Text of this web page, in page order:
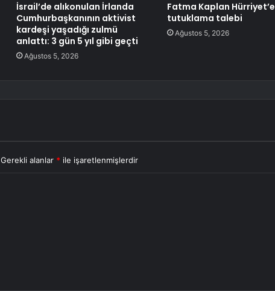
İsrail’de alıkonulan İrlanda
Cumhurbaşkanının aktivist
kardeşi yaşadığı zulmü
anlattı: 3 gün 5 yıl gibi geçti
Ağustos 5, 2026
Fatma Kaplan Hürriyet’e
tutuklama talebi
Ağustos 5, 2026
Gerekli alanlar * ile işaretlenmişlerdir